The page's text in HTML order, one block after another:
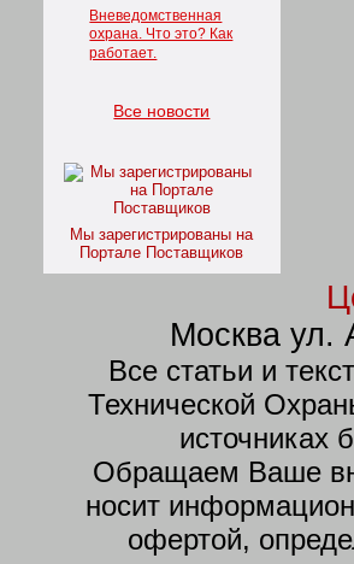
Вневедомственная
охрана. Что это? Как
работает.
Все новости
Мы зарегистрированы на
Портале Поставщиков
Москва ул.
Все статьи и
Технической
источниках
Обращаем Ваше
носит
офертой,